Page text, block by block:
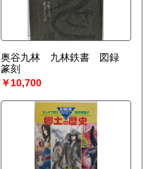
奥谷九林 九林鉄書 図録
篆刻
￥10,700